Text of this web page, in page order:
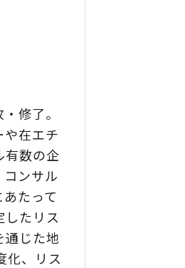
修了。
在エチ
有数の企
ンサル
たって
たリス
通じた地
化、リス